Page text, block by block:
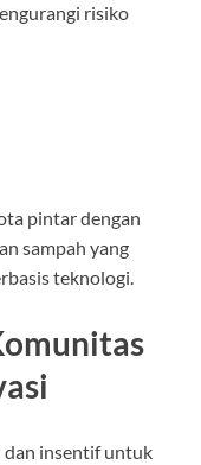
risiko
pintar dengan
sampah yang
teknologi.
dan insentif untuk